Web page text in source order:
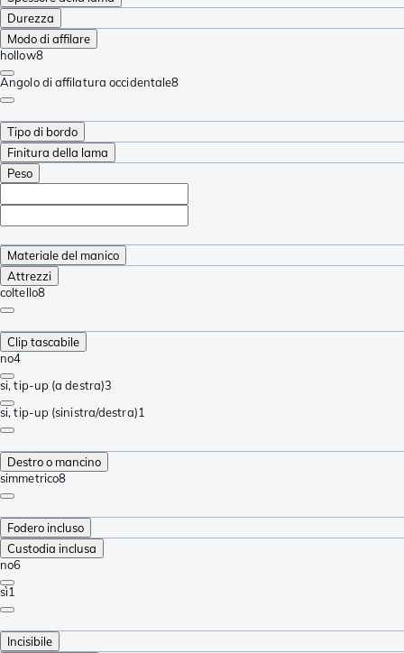
Durezza
Modo di affilare
hollow8
Angolo di affilatura occidentale8
Tipo di bordo
Finitura della lama
Peso
Materiale del manico
Attrezzi
coltello8
Clip tascabile
no4
si, tip-up (a destra)3
si, tip-up (sinistra/destra)1
Destro o mancino
simmetrico8
Fodero incluso
Custodia inclusa
no6
sì1
Incisibile